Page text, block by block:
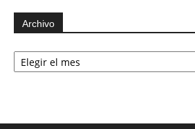
Archivo
Archivo